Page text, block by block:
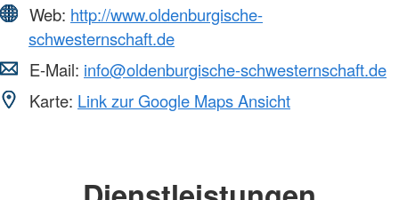
Web: http://www.oldenburgische-
schwesternschaft.de
E-Mail: info@oldenburgische-schwesternschaft.de
Karte: Link zur Google Maps Ansicht